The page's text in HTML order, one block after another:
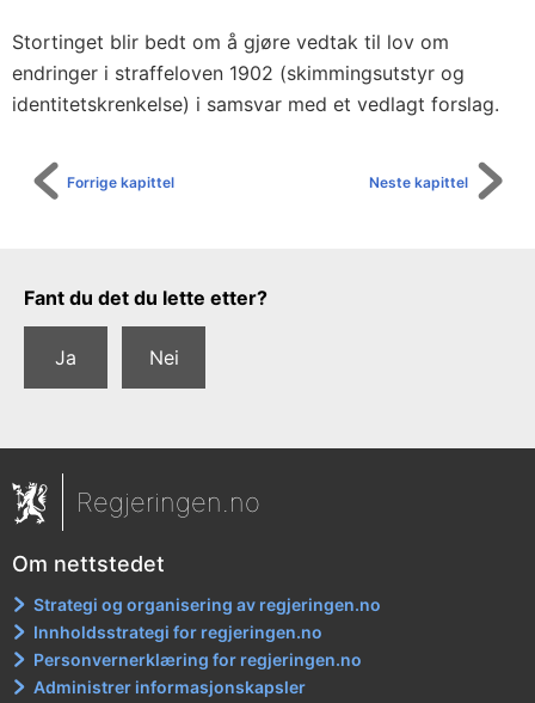
Stortinget blir bedt om å gjøre vedtak til lov om
endringer i straffeloven 1902 (skimmingsutstyr og
identitetskrenkelse) i samsvar med et vedlagt forslag.
Neste kapittel
Forrige kapittel
Tilbakemeldingsskjema
Fant du det du lette etter?
Ja Nei
Regjeringen.no
Om nettstedet
Strategi og organisering av regjeringen.no
Innholdsstrategi for regjeringen.no
Personvernerklæring for regjeringen.no
Administrer informasjonskapsler